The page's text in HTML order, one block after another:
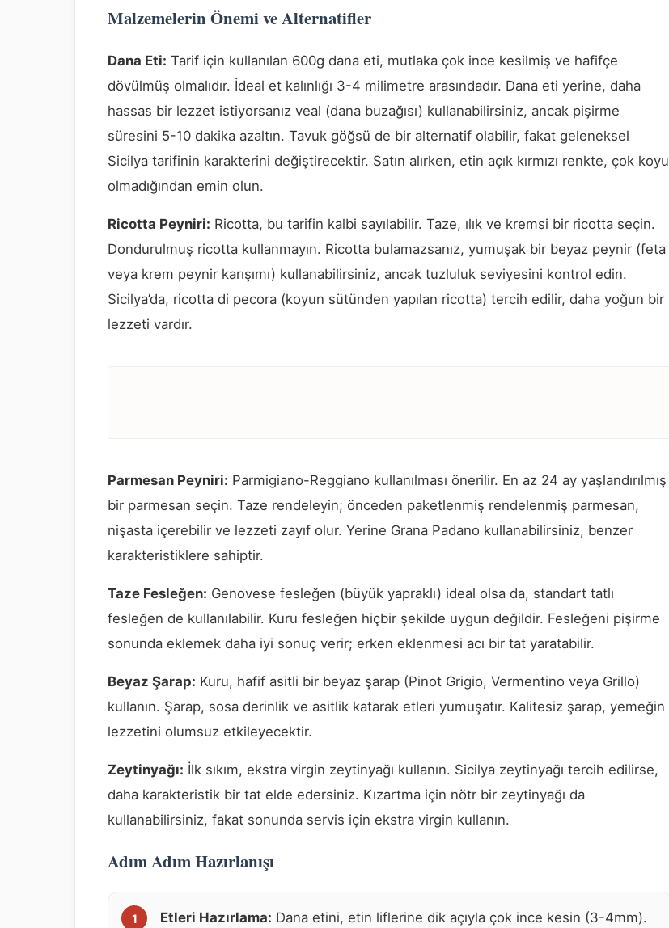
Malzemelerin Önemi ve Alternatifler
Dana Eti: Tarif için kullanılan 600g dana eti, mutlaka çok ince kesilmiş ve hafifçe
dövülmüş olmalıdır. İdeal et kalınlığı 3-4 milimetre arasındadır. Dana eti yerine, daha
hassas bir lezzet istiyorsanız veal (dana buzağısı) kullanabilirsiniz, ancak pişirme
süresini 5-10 dakika azaltın. Tavuk göğsü de bir alternatif olabilir, fakat geleneksel
Sicilya tarifinin karakterini değiştirecektir. Satın alırken, etin açık kırmızı renkte, çok koyu
olmadığından emin olun.
Ricotta Peyniri: Ricotta, bu tarifin kalbi sayılabilir. Taze, ılık ve kremsi bir ricotta seçin.
Dondurulmuş ricotta kullanmayın. Ricotta bulamazsanız, yumuşak bir beyaz peynir (feta
veya krem peynir karışımı) kullanabilirsiniz, ancak tuzluluk seviyesini kontrol edin.
Sicilya’da, ricotta di pecora (koyun sütünden yapılan ricotta) tercih edilir, daha yoğun bir
lezzeti vardır.
Parmesan Peyniri: Parmigiano-Reggiano kullanılması önerilir. En az 24 ay yaşlandırılmış
bir parmesan seçin. Taze rendeleyin; önceden paketlenmiş rendelenmiş parmesan,
nişasta içerebilir ve lezzeti zayıf olur. Yerine Grana Padano kullanabilirsiniz, benzer
karakteristiklere sahiptir.
Taze Fesleğen: Genovese fesleğen (büyük yapraklı) ideal olsa da, standart tatlı
fesleğen de kullanılabilir. Kuru fesleğen hiçbir şekilde uygun değildir. Fesleğeni pişirme
sonunda eklemek daha iyi sonuç verir; erken eklenmesi acı bir tat yaratabilir.
Beyaz Şarap: Kuru, hafif asitli bir beyaz şarap (Pinot Grigio, Vermentino veya Grillo)
kullanın. Şarap, sosa derinlik ve asitlik katarak etleri yumuşatır. Kalitesiz şarap, yemeğin
lezzetini olumsuz etkileyecektir.
Zeytinyağı: İlk sıkım, ekstra virgin zeytinyağı kullanın. Sicilya zeytinyağı tercih edilirse,
daha karakteristik bir tat elde edersiniz. Kızartma için nötr bir zeytinyağı da
kullanabilirsiniz, fakat sonunda servis için ekstra virgin kullanın.
Adım Adım Hazırlanışı
Etleri Hazırlama: Dana etini, etin liflerine dik açıyla çok ince kesin (3-4mm).